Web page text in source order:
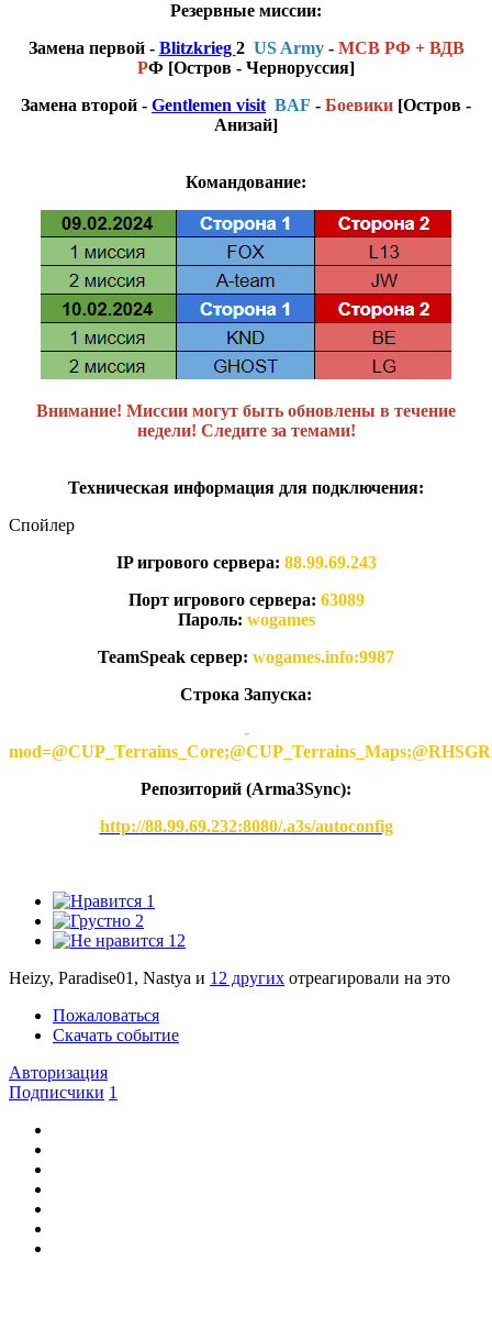
Резервные миссии:
Замена первой - Blitzkrieg 2 US Army- МСВ РФ + ВДВ
РФ [Остров - Черноруссия]
Замена второй - Gentlemen visit BAF - Боевики [Остров -
Анизай]
Командование:
Внимание! Миссии могут быть обновлены в течение
недели! Следите за темами!
Техническая информация для подключения:
Спойлер
IP игрового сервера: 88.99.69.243
Порт игрового сервера: 63089
Пароль: wogames
TeamSpeak сервер: wogames.info:9987
Строка Запуска:
-
Репозиторий (Arma3Synс):
http://88.99.69.232:8080/.a3s/autoconfig
1
2
12
Heizy, Paradise01, Nastya и 12 других отреагировали на это
Пожаловаться
Скачать событие
Авторизация
Подписчики 1